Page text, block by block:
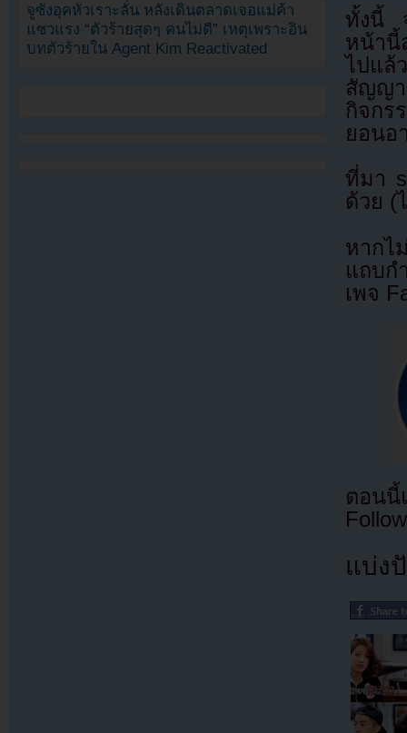
ทั้งนี้
หน้านี้
ไปแล้
สัญญ
กิจกร
ยอนอ
ที่มา
ด้วย (
หากไ
แถบก
เพจ
ตอนนี้
แบ่ง
จูซังอุคหัวเราะลั่น หลังเดินตลาดเจอแม่ค้า
แซวแรง “ตัวร้ายสุดๆ คนไม่ดี” เหตุเพราะอิน
บทตัวร้ายใน Agent Kim Reactivated